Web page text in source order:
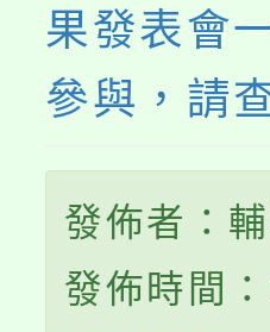
果發表會
參與，請
發佈者：
發佈時間